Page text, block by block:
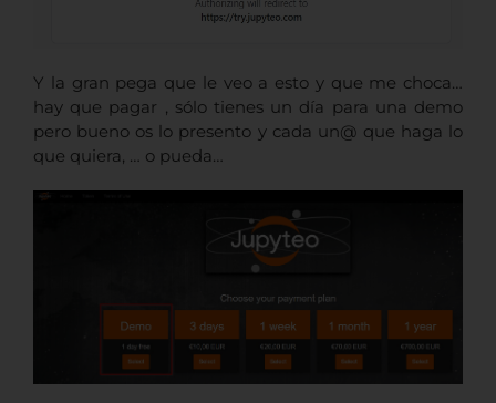
Y la gran pega que le veo a esto y que me choca…
hay que pagar , sólo tienes un día para una demo
pero bueno os lo presento y cada un@ que haga lo
que quiera, … o pueda…